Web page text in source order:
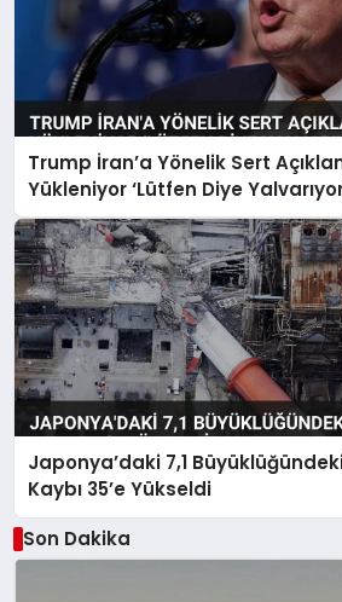
Trump İran’a Yönelik Sert
Yükleniyor ‘Lütfen Diye
Japonya’daki 7,1
Kaybı 35’e Yükseldi
Son Dakika